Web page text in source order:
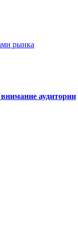
рынка
аудитории